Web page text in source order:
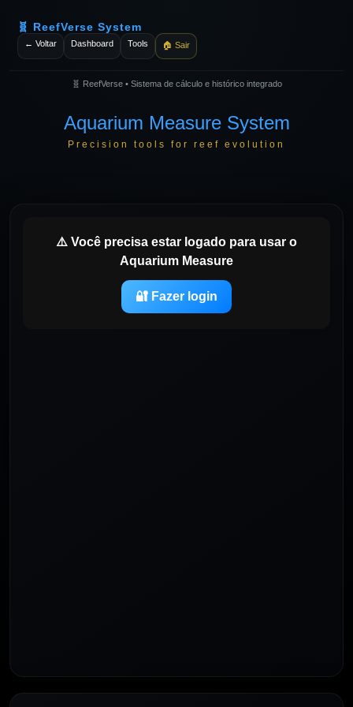
para
conteúdo
🧬 ReefVerse System
← Voltar Dashboard Tools 🏠 Sair
🧬 ReefVerse • Sistema de cálculo e histórico integrado
Aquarium Measure System
Precision tools for reef evolution
⚠️ Você precisa estar logado para usar o
Aquarium Measure
🔐 Fazer login